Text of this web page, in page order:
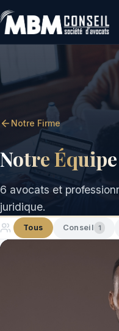
Notre Firme
Notre Équipe
6 avocats et
juridique.
Tous Conseil 1